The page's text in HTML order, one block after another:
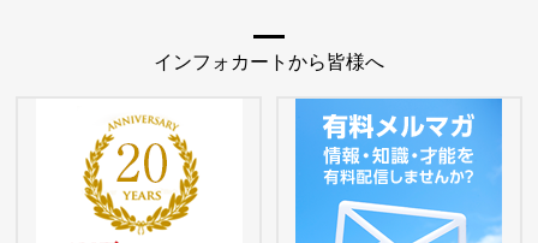
インフォカートから皆様へ